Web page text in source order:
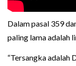
Dalam pasal 359
paling lama adalah
“Tersangka adalah